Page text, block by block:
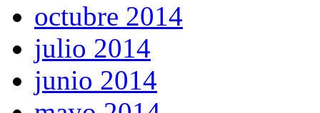
octubre 2014
julio 2014
junio 2014